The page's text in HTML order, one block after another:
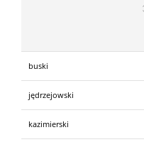
buski
jędrzejowski
kazimierski